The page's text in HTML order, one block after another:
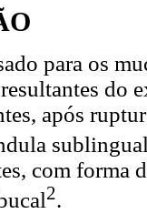
para os
do
após
com forma
2.